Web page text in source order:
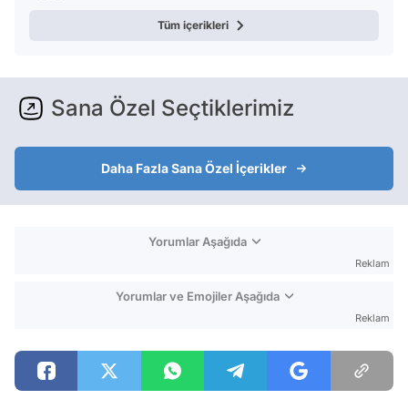
Tüm içerikleri
Sana Özel Seçtiklerimiz
Daha Fazla Sana Özel İçerikler
Yorumlar Aşağıda
Reklam
Yorumlar ve Emojiler Aşağıda
Reklam